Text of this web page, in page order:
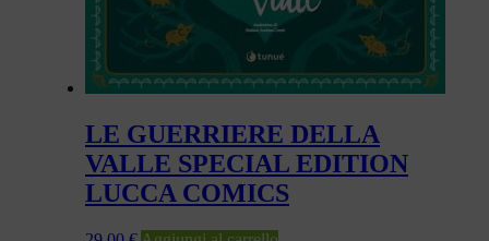
LE GUERRIERE DELLA
VALLE SPECIAL EDITION
LUCCA COMICS